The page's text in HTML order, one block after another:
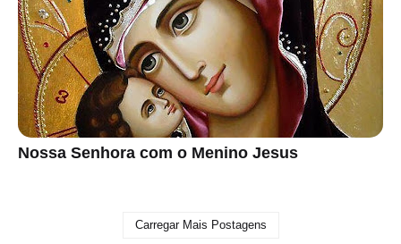
Nossa Senhora com o Menino Jesus
Carregar Mais Postagens